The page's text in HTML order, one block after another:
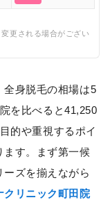
更される場合がござい
全身脱毛の相場は5
を比べると41,250
的や重視するポイ
ます。まず第一候
ズを揃えながら
クリニック町田院